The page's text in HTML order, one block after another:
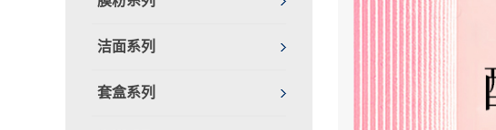
洁面系列
套盒系列